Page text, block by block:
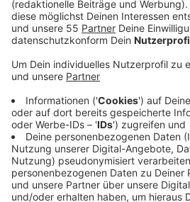
Anzeige
Der Kreis Viersen und alle
sind dem Bündnis "Gemeinsam
beigetreten. Sie haben eine
unterzeichnet, teilt der Kreis
Anzeige